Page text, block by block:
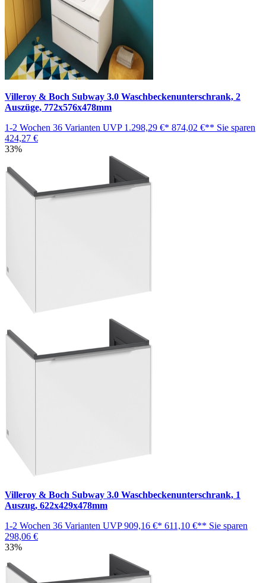
Villeroy & Boch Subway 3.0 Waschbeckenunterschrank, 2
Auszüge, 772x576x478mm
1-2 Wochen 36 Varianten UVP 1.298,29 €* 874,02 €** Sie sparen
424,27 €
33%
Villeroy & Boch Subway 3.0 Waschbeckenunterschrank, 1
Auszug, 622x429x478mm
1-2 Wochen 36 Varianten UVP909,16 €* 611,10 €** Sie sparen
298,06 €
33%